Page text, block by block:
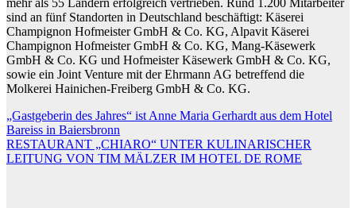
mehr als 55 Ländern erfolgreich vertrieben. Rund 1.200 Mitarbeiter
sind an fünf Standorten in Deutschland beschäftigt: Käserei
Champignon Hofmeister GmbH & Co. KG, Alpavit Käserei
Champignon Hofmeister GmbH & Co. KG, Mang-Käsewerk
GmbH & Co. KG und Hofmeister Käsewerk GmbH & Co. KG,
sowie ein Joint Venture mit der Ehrmann AG betreffend die
Molkerei Hainichen-Freiberg GmbH & Co. KG.
Beitragsnavigation
„Gastgeberin des Jahres“ ist Anne Maria Gerhardt aus dem Hotel
Bareiss in Baiersbronn
RESTAURANT „CHIARO“ UNTER KULINARISCHER
LEITUNG VON TIM MÄLZER IM HOTEL DE ROME